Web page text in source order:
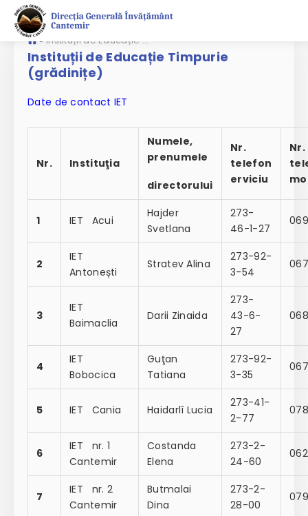
» Instituții de Educație Timpurie (grădinițe)
Instituții de Educație Timpurie
(grădinițe)
Date de contact IET
Nr. Instituţia
Numele,
prenumele
directorului
Nr.
telefon
erviciu
Nr.
1 IET Acui
Hajder
Svetlana
273-
46-1-27
2
IET
Antonești
Stratev Alina
273-92-
3-54
3
IET
Baimaclia
Darii Zinaida
273-
43-6-
27
4
IET
Bobocica
Guţan
Tatiana
273-92-
3-35
5 IET Cania Haidarlî Lucia
273-41-
2-77
6
IET nr. 1
Cantemir
Costanda
Elena
273-2-
24-60
7
IET nr. 2
Cantemir
Butmalai
Dina
273-2-
28-00